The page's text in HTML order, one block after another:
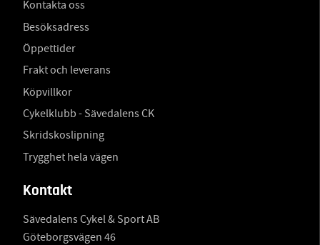
Kontakta oss
Besöksadress
Öppettider
Frakt och leverans
Köpvillkor
Cykelklubb - Sävedalens CK
Skridskoslipning
Trygghet hela vägen
Kontakt
Sävedalens Cykel & Sport AB
Göteborgsvägen 46